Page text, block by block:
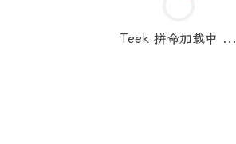
Teek 拼命加载中 ...